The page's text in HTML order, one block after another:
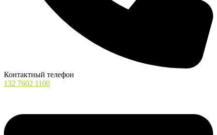
Контактный телефон
132 7602 1100